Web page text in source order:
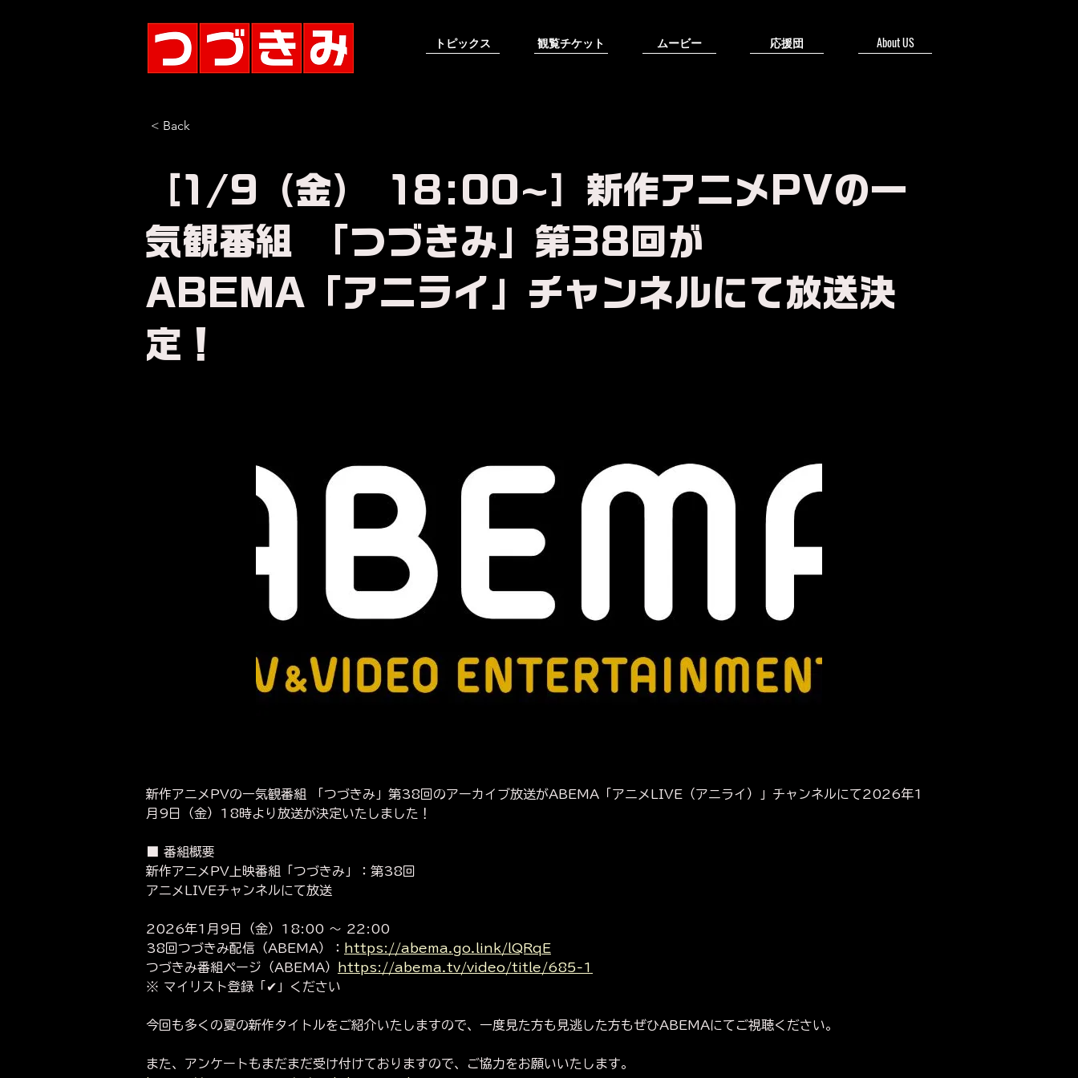
トピックス 観覧チケット ムービー 応援団 About US
< Back
［1/9（金） 18:00~］新作アニメPVの一
気観番組 「つづきみ」第38回が
ABEMA「アニライ」チャンネルにて放送決
定！
新作アニメPVの一気観番組 「つづきみ」第38回のアーカイブ放送がABEMA「アニメLIVE（アニライ）」チャンネルにて2026年1
月9日（金）18時より放送が決定いたしました！
■ 番組概要
新作アニメPV上映番組「つづきみ」：第38回
アニメLIVEチャンネルにて放送
2026年1月9日（金）18:00 〜 22:00
38回つづきみ配信（ABEMA）： https://abema.go.link/lQRqE
つづきみ番組ページ（ABEMA）
https://abema.tv/video/title/685-1
※ マイリスト登録「✔」ください
今回も多くの夏の新作タイトルをご紹介いたしますので、一度見た方も見逃した方もぜひABEMAにてご視聴ください。
また、アンケートもまだまだ受け付けておりますので、ご協力をお願いいたします。